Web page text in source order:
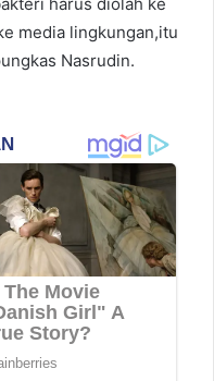
media lingkungan,itu
Nasrudin.